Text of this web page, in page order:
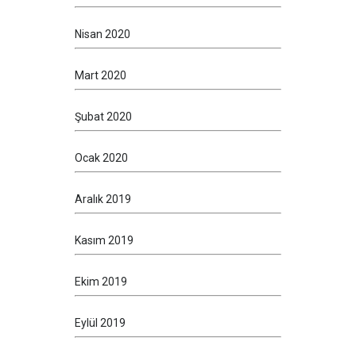
Nisan 2020
Mart 2020
Şubat 2020
Ocak 2020
Aralık 2019
Kasım 2019
Ekim 2019
Eylül 2019